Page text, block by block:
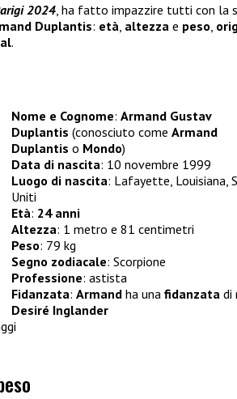
2024, ha fatto impazzire tutti con la
Duplantis: età, altezza e peso,
.
Nome e Cognome: Armand Gustav
Duplantis (conosciuto come Armand
Duplantis o Mondo)
Data di nascita: 10 novembre 1999
Luogo di nascita: Lafayette, Louisiana,
Uniti
Età: 24 anni
Altezza: 1 metro e 81 centimetri
Peso: 79 kg
Segno zodiacale: Scorpione
Professione: astista
Fidanzata: Armand ha una fidanzata di
Desiré Inglander